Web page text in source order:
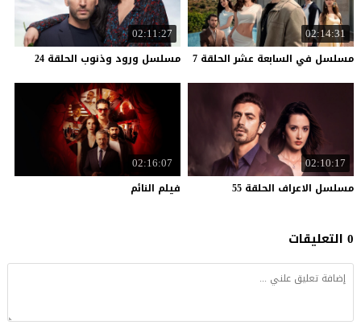
02:14:31
مسلسل في السابعة عشر الحلقة 7
02:11:27
مسلسل ورود وذنوب الحلقة 24
02:10:17
مسلسل الاعراف الحلقة 55
02:16:07
فيلم النائم
0 التعليقات